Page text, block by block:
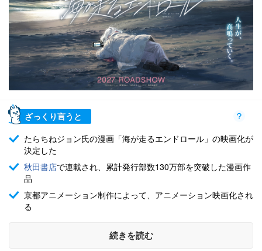
ざっくり言うと
たらちねジョン氏の漫画「海が走るエンドロール」の映画化が
決定した
秋田書店で連載され、累計発行部数130万部を突破した漫画作
品
京都アニメーション制作によって、アニメーション映画化され
る
続きを読む